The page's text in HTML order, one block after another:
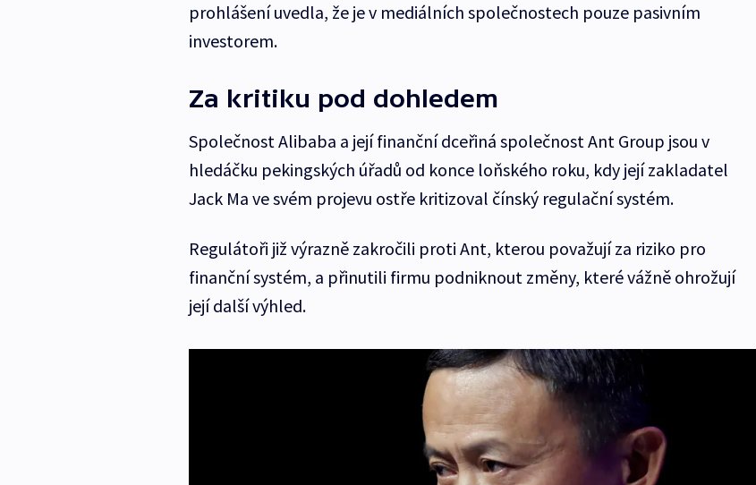
prohlášení uvedla, že je v mediálních společnostech pouze pasivním
investorem.
Za kritiku pod dohledem
Společnost Alibaba a její finanční dceřiná společnost Ant Group jsou v
hledáčku pekingských úřadů od konce loňského roku, kdy její zakladatel
Jack Ma ve svém projevu ostře kritizoval čínský regulační systém.
Regulátoři již výrazně zakročili proti Ant, kterou považují za riziko pro
finanční systém, a přinutili firmu podniknout změny, které vážně ohrožují
její další výhled.